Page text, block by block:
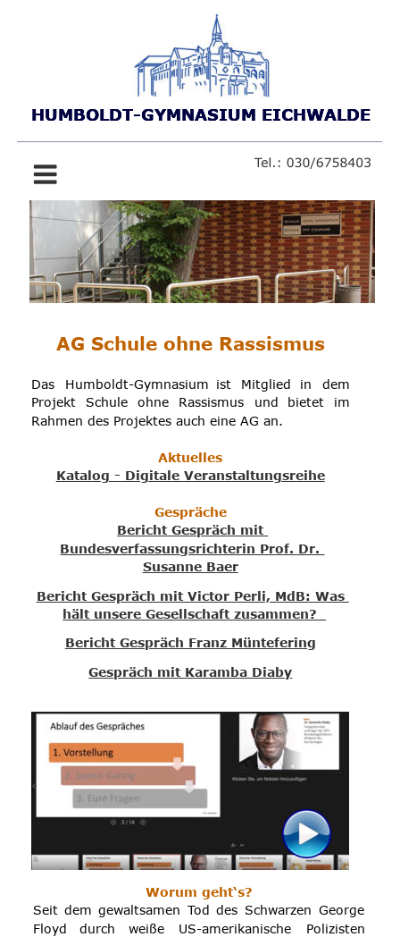
HUMBOLDT-GYMNASIUM EICHWALDE
HUMBOLDT-GYMNASIUM EICHWALDE
HUMBOLDT-GYMNASIUM EICHWALDE
AG Schule ohne Rassismus
Das Humboldt-Gymnasium ist Mitglied in
dem
Projekt
Schule ohne Rassismus und bietet
im
Rahmen des Projektes auch eine AG an.
Aktuelles
Katalog - Digitale Veranstaltungsreihe
Gespräche
Bericht Gespräch mit
Bundesverfassungsrichterin Prof. Dr.
Susanne Baer
Bericht Gespräch mit Victor Perli, MdB: Was
hält unsere Gesellschaft zusammen?
Bericht Gespräch Franz Müntefering
Gespräch mit Karamba Diaby
Worum geht‘s?
Seit dem gewaltsamen Tod des Schwarzen George
Floyd
durch weiße US-amerikanische
Polizisten